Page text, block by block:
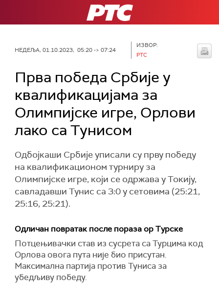
РТС
НЕДЕЉА, 01.10.2023, 05:20 -> 07:24
ИЗВОР:
РТС
Прва победа Србије у
квалификацијама за
Олимпијске игре, Орлови
лако са Тунисом
Одбојкаши Србије уписали су прву победу
на квалификационом турниру за
Олимпијске игре, који се одржава у Токију,
савладавши Тунис са 3:0 у сетовима (25:21,
25:16, 25:21).
Одличан повратак после пораза ор Турске
Потцењивачки став из сусрета са Турцима код
Орлова овога пута није био присутан.
Максимална партија против Туниса за
убедљиву победу.